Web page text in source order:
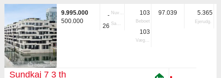
9.995.000
500.000
- Nuvær.
26 Samlet
103
Beboet
103
Vægtet
97.039 5.365
Ejerudg.
Sundkaj 7 3 th